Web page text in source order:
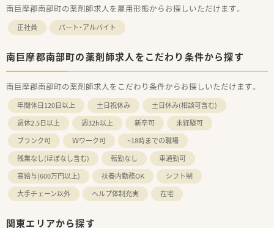
南巨摩郡南部町の薬剤師求人を雇用形態からお探しいただけます。
正社員 パート・アルバイト
南巨摩郡南部町の薬剤師求人をこだわり条件から探す
南巨摩郡南部町の薬剤師求人をこだわり条件からお探しいただけます。
年間休日120日以上 土日祝休み
土日休み(相談可含む)
週休2.5日以上
週32h以上 新卒可
未経験可
ブランク可
Ｗワーク可
~18時までの職場
残業なし(ほぼなし含む)
転勤なし
車通勤可
高給与(600万円以上)
扶養内勤務OK
シフト制
大手チェーン以外
ヘルプ体制充実 在宅
関東エリアから探す